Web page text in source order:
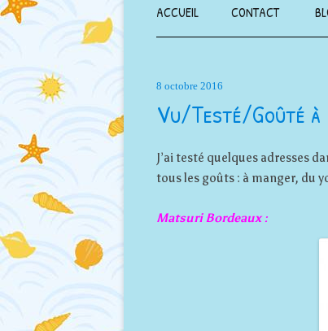
ACCUEIL CONTACT
8 octobre 2016
Vu/Testé/Goûté à
J’ai testé quelques adresses
tous les goûts : à manger, du
Matsuri Bordeaux :